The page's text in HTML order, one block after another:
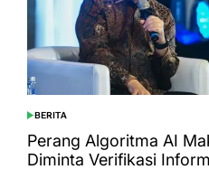
POSTED
IN
BERITA
Perang Algoritma AI
Diminta Verifikasi